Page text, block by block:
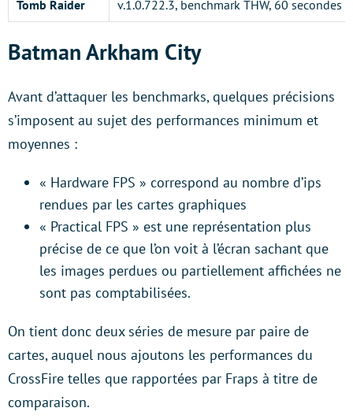
Tomb Raider v.1.0.722.3, benchmark THW, 60 secondes
Batman Arkham City
Avant d’attaquer les benchmarks, quelques précisions
s’imposent au sujet des performances minimum et
moyennes :
« Hardware FPS » correspond au nombre d’ips
rendues par les cartes graphiques
« Practical FPS » est une représentation plus
précise de ce que l’on voit à l’écran sachant que
les images perdues ou partiellement affichées ne
sont pas comptabilisées.
On tient donc deux séries de mesure par paire de
cartes, auquel nous ajoutons les performances du
CrossFire telles que rapportées par Fraps à titre de
comparaison.